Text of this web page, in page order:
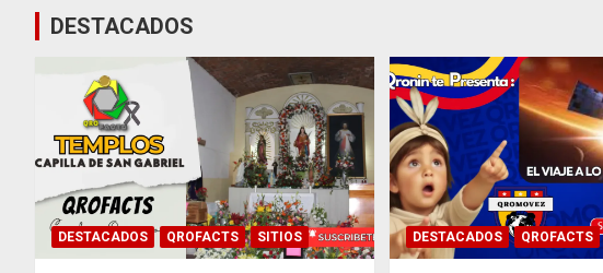
DESTACADOS
DESTACADOS QROFACTS SITIOS DESTACADOS QROFACTS